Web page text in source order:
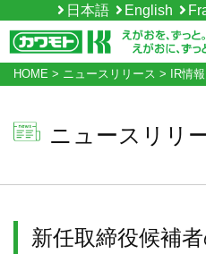
日本語 English
HOME > ニュースリリース > IR情報
ニュースリリ
新任取締役候補